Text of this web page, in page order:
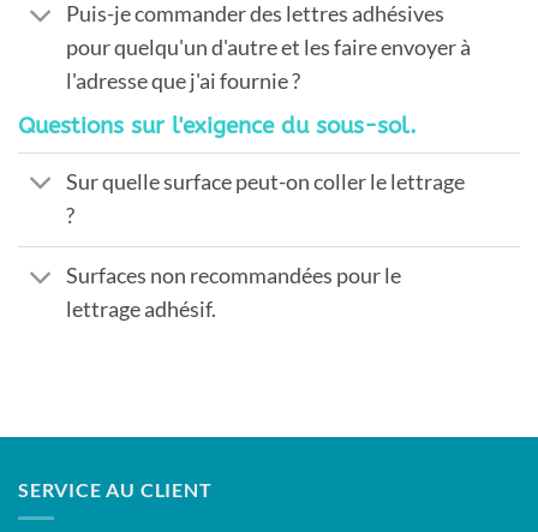
Puis-je commander des lettres adhésives
pour quelqu'un d'autre et les faire envoyer à
l'adresse que j'ai fournie ?
Questions sur l'exigence du sous-sol.
Sur quelle surface peut-on coller le lettrage
?
Surfaces non recommandées pour le
lettrage adhésif.
SERVICE AU CLIENT